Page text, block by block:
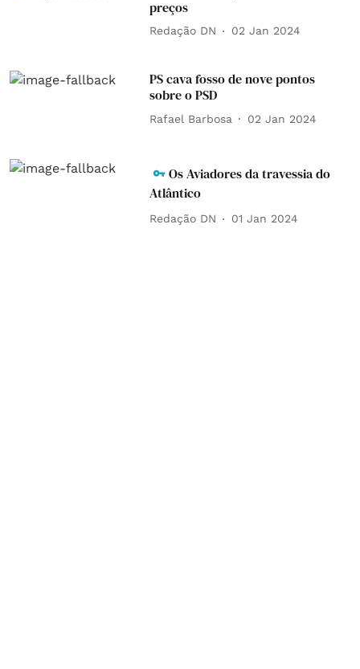
preços
Redação DN 02 Jan 2024
PS cava fosso de nove pontos
sobre o PSD
Rafael Barbosa 02 Jan 2024
Os Aviadores da travessia do
Atlântico
Redação DN 01 Jan 2024